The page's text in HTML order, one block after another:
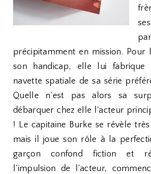
précipitamment en mission. Pour
son handicap, elle lui fabrique
navette spatiale de sa série
Quelle n’est pas alors sa
débarquer chez elle l’acteur
! Le capitaine Burke se révèle
mais il joue son rôle à la
garçon confond fiction et
l’impulsion de l’acteur,